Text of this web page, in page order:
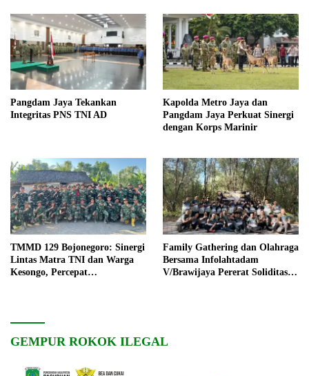
Pangdam Jaya Tekankan
Integritas PNS TNI AD
Kapolda Metro Jaya dan
Pangdam Jaya Perkuat Sinergi
dengan Korps Marinir
TMMD 129 Bojonegoro: Sinergi
Lintas Matra TNI dan Warga
Kesongo, Percepat
Family Gathering dan Olahraga
Bersama Infolahtadam
V/Brawijaya Pererat Soliditas
GEMPUR ROKOK ILEGAL